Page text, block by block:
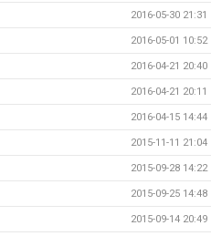
2016-05-30 21:31
2016-05-01 10:52
2016-04-21 20:40
2016-04-21 20:11
2016-04-15 14:44
2015-11-11 21:04
2015-09-28 14:22
2015-09-25 14:48
2015-09-14 20:49